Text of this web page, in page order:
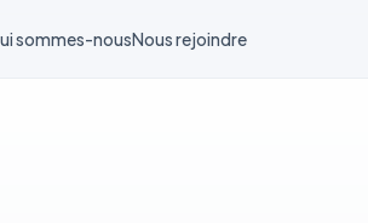
sommes-nousNous rejoindre